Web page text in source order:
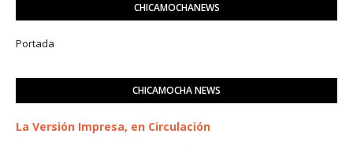
CHICAMOCHANEWS
Portada
CHICAMOCHA NEWS
La Versión Impresa, en Circulación